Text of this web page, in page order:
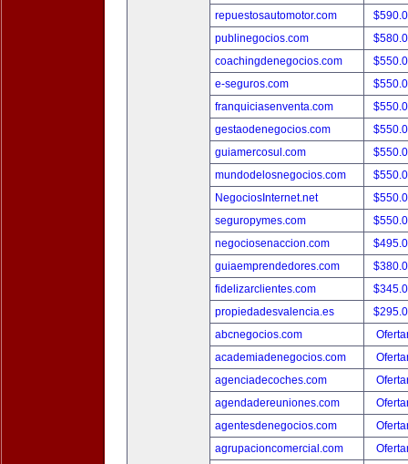
repuestosautomotor.com
publinegocios.com
coachingdenegocios.com
e-seguros.com
franquiciasenventa.com
gestaodenegocios.com
guiamercosul.com
mundodelosnegocios.com
NegociosInternet.net
seguropymes.com
negociosenaccion.com
guiaemprendedores.com
fidelizarclientes.com
propiedadesvalencia.es
abcnegocios.com
academiadenegocios.com
agenciadecoches.com
agendadereuniones.com
agentesdenegocios.com
agrupacioncomercial.com